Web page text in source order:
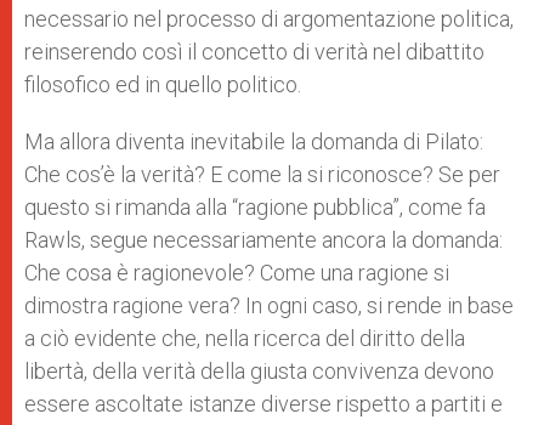
necessario nel processo di argomentazione politica,
reinserendo così il concetto di verità nel dibattito
filosofico ed in quello politico.
Ma allora diventa inevitabile la domanda di Pilato:
Che cos’è la verità? E come la si riconosce? Se per
questo si rimanda alla “ragione pubblica”, come fa
Rawls, segue necessariamente ancora la domanda:
Che cosa è ragionevole? Come una ragione si
dimostra ragione vera? In ogni caso, si rende in base
a ciò evidente che, nella ricerca del diritto della
libertà, della verità della giusta convivenza devono
essere ascoltate istanze diverse rispetto a partiti e